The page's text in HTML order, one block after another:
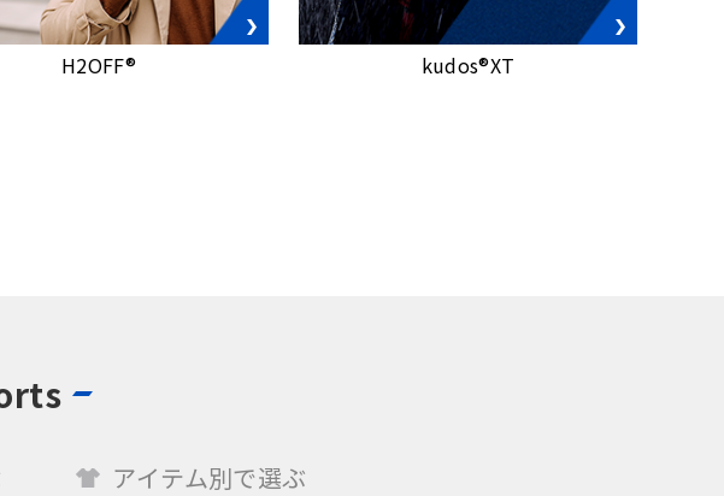
H2OFF® kudos®XT
アイテム別で選ぶ